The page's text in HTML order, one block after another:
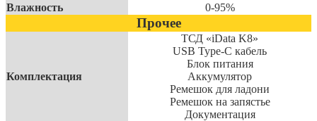
Влажность
0-95%
Прочее
Комплектация
ТСД «iData K8»
USB Type-C кабель
Блок питания
Аккумулятор
Ремешок для ладони
Ремешок на запястье
Документация